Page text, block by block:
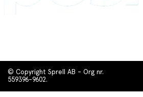
© Copyright Sprell AB - Org nr.
559396-9602.